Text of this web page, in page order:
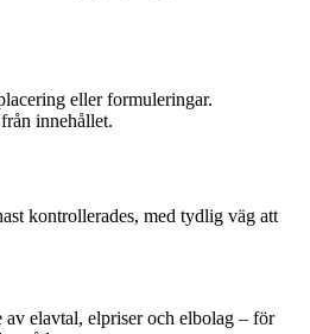
eller formuleringar.
innehållet.
kontrollerades, med tydlig väg att
av elavtal, elpriser och elbolag – för